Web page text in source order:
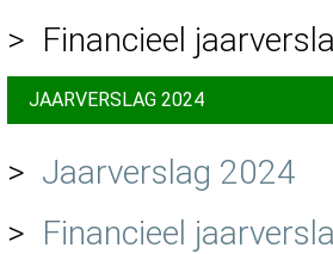
> Financieel
JAARVERSLAG 2024
> Jaarverslag 2024
> Financieel